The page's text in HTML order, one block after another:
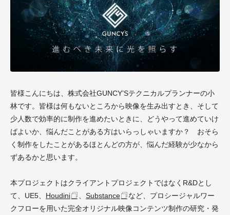
皆様こんにちは、株式会社GUNCY’Sテクニカルプランナーの小
林です。皆様は何もないところから映像を生み出すとき、そして
少人数で効率的に制作を進めたいときに、どうやって進めていけ
ばよいか、悩んだことがある方はいらっしゃいますか？ おそら
く制作をしたことがあるほとんどの方が、悩んだ経験が少なから
ずあるかと思います。
本プロジェクトはクライアントプロジェクトではなくR&Dとし
て、UE5、 Houdini Substance
など、プロシージャルワー
クフローを用いた完全オリジナル映像コンテンツ制作の研究・発